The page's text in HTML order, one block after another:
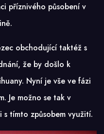
příznivého působení v
obchodující taktéž s
že by došlo k
Nyní je vše ve fázi
Je možno se tak v
tímto způsobem využití.